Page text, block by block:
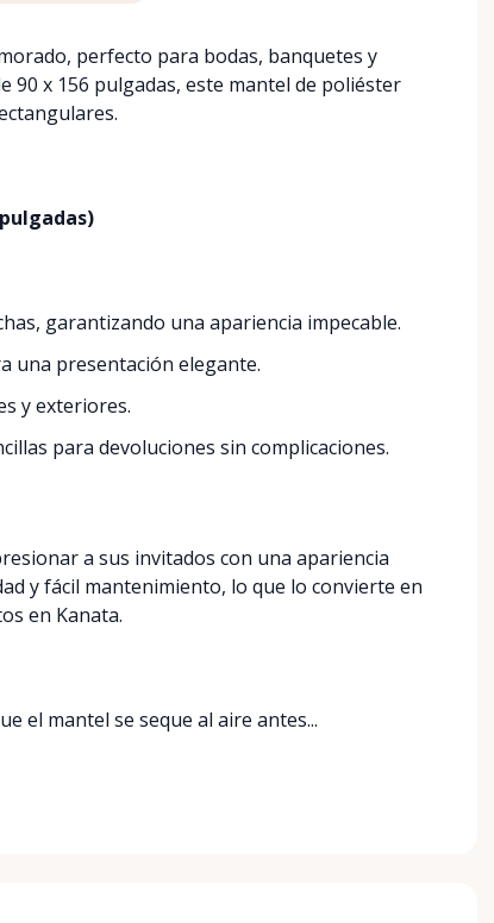
perfecto para bodas, banquetes y
90 x 156 pulgadas, este mantel de poliéster
garantizando una apariencia impecable.
una presentación elegante.
y exteriores.
para devoluciones sin complicaciones.
a sus invitados con una apariencia
y fácil mantenimiento, lo que lo convierte en
en Kanata.
el mantel se seque al aire antes...